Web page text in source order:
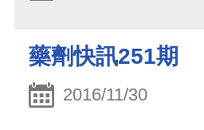
藥劑快訊251期
2016/11/30